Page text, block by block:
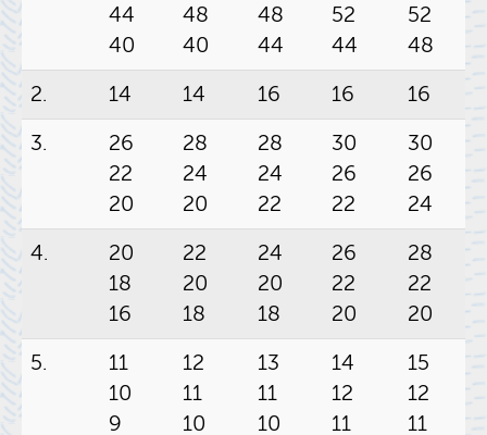
44
40
48
40
48
44
52
44
52
48
2.
14 14 16 16 16
3.
26
22
20
28
24
20
28
24
22
30
26
22
30
26
24
4.
20
18
16
22
20
18
24
20
18
26
22
20
28
22
20
5.
11
10
9
12
11
10
13
11
10
14
12
11
15
12
11